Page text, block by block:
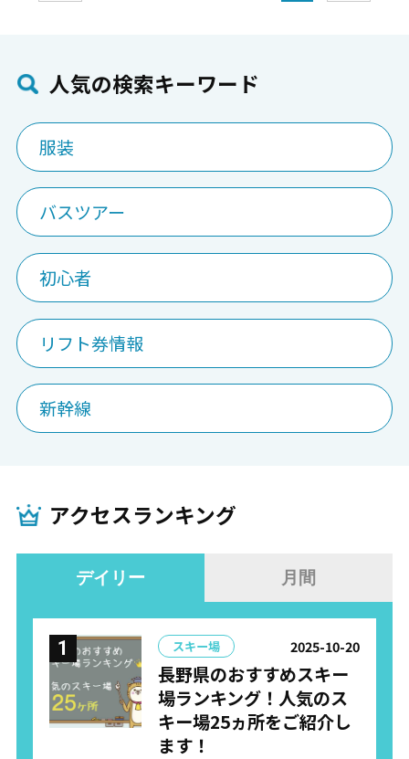
⼈気の検索キーワード
服装
バスツアー
初心者
リフト券情報
新幹線
アクセスランキング
デイリー 月間
スキー場 2025-10-20
長野県のおすすめスキー
場ランキング！人気のス
キー場25ヵ所をご紹介し
ます！